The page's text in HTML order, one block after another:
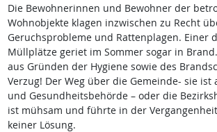
Die Bewohnerinnen und Bewohner der
Wohnobjekte klagen inzwischen zu Recht
Geruchsprobleme und Rattenplagen. Einer
Müllplätze geriet im Sommer sogar in
aus Gründen der Hygiene sowie des
Verzug! Der Weg über die Gemeinde- sie ist
und Gesundheitsbehörde – oder die
ist mühsam und führte in der
keiner Lösung.